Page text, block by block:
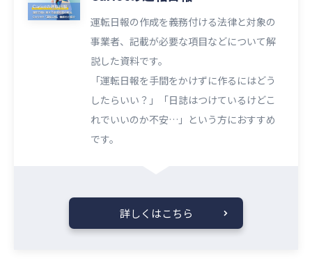
運転日報の作成を義務付ける法律と対象の
事業者、記載が必要な項目などについて解
説した資料です。
「運転日報を手間をかけずに作るにはどう
したらいい？」「日誌はつけているけどこ
れでいいのか不安…」という方におすすめ
です。
詳しくはこちら